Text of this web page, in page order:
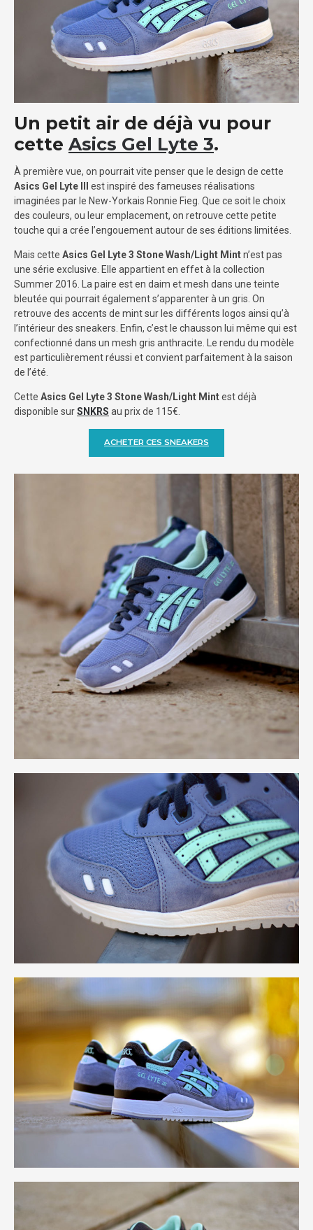
Un petit air de déjà vu pour
cette Asics Gel Lyte 3.
À première vue, on pourrait vite penser que le design de cette
Asics Gel Lyte III
est inspiré des fameuses réalisations
imaginées par le New-Yorkais Ronnie Fieg. Que ce soit le choix
des couleurs, ou leur emplacement, on retrouve cette petite
touche qui a crée l’engouement autour de ses éditions limitées.
Mais cette Asics Gel Lyte 3 Stone Wash/Light Mintn’est pas
une série exclusive. Elle appartient en effet à la collection
Summer 2016. La paire est en daim et mesh dans une teinte
bleutée qui pourrait également s’apparenter à un gris. On
retrouve des accents de mint sur les différents logos ainsi qu’à
l’intérieur des sneakers. Enfin, c’est le chausson lui même qui est
confectionné dans un mesh gris anthracite. Le rendu du modèle
est particulièrement réussi et convient parfaitement à la saison
de l’été.
Cette Asics Gel Lyte 3 Stone Wash/Light Mintest déjà
disponible surSNKRS au prix de 115€.
ACHETER CES SNEAKERS